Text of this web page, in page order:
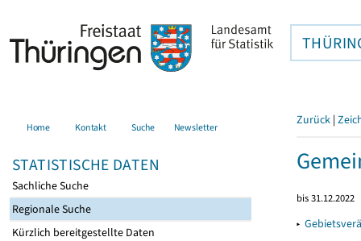
Home Kontakt Suche Newsletter
STATISTISCHE DATEN
Sachliche Suche
Regionale Suche
Kürzlich bereitgestellte Daten
Zurück |
bis 31.12.2022
▸